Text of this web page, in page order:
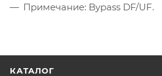
Примечание: Bypass DF/UF.
КАТАЛОГ